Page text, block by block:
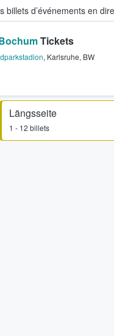
billets d’événements en
achètent et
Tickets
, Karlsruhe, BW
Längsseite
1 - 12 billets